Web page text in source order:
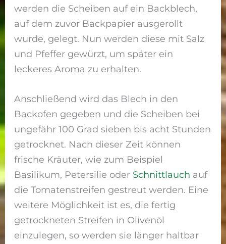
werden die Scheiben auf ein Backblech,
auf dem zuvor Backpapier ausgerollt
wurde, gelegt. Nun werden diese mit Salz
und Pfeffer gewürzt, um später ein
leckeres Aroma zu erhalten.
Anschließend wird das Blech in den
Backofen gegeben und die Scheiben bei
ungefähr 100 Grad sieben bis acht Stunden
getrocknet. Nach dieser Zeit können
frische Kräuter, wie zum Beispiel
Basilikum, Petersilie oder Schnittlauch auf
die Tomatenstreifen gestreut werden. Eine
weitere Möglichkeit ist es, die fertig
getrockneten Streifen in Olivenöl
einzulegen, so werden sie länger haltbar